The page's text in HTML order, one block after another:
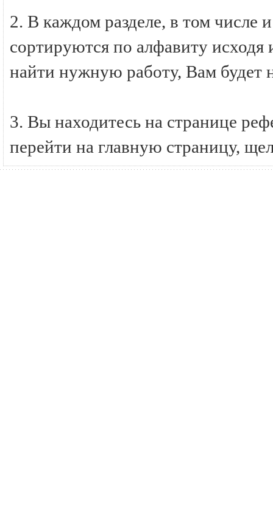
2. В каждом разделе, в том числе
сортируются по алфавиту исходя
найти нужную работу, Вам будет
3. Вы находитесь на странице
перейти на главную страницу,